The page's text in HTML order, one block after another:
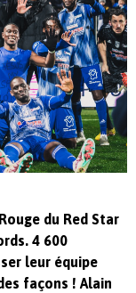
du Red Star
4 600
leur équipe
façons ! Alain